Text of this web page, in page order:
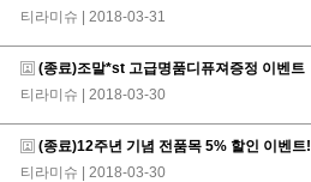
티라미슈 | 2018-03-31
(종료)조말*st 고급명품디퓨져증정 이벤트
티라미슈 | 2018-03-30
(종료)12주년 기념 전품목 5% 할인 이벤트!
티라미슈 | 2018-03-30